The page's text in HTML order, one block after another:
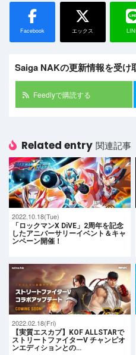
Facebook エックス
Saiga NAKの更新情報を受け
Feedlyで購読する
Related entry 関連記事
2022.10.18(Tue)
「ロックマンX DiVE」2周年を記念
したアニバーサリーイベント＆キャ
ンペーン開催！
2022.02.18(Fri)
【実質エスカプ】KOF ALLSTARで
ストリートファイターV チャンピオ
ンエディションとの…